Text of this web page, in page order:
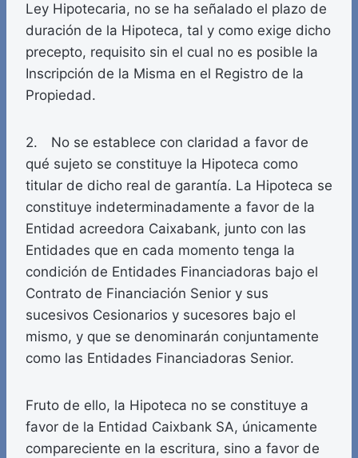
Ley Hipotecaria, no se ha señalado el plazo de
duración de la Hipoteca, tal y como exige dicho
precepto, requisito sin el cual no es posible la
Inscripción de la Misma en el Registro de la
Propiedad.
2. No se establece con claridad a favor de
qué sujeto se constituye la Hipoteca como
titular de dicho real de garantía. La Hipoteca se
constituye indeterminadamente a favor de la
Entidad acreedora Caixabank, junto con las
Entidades que en cada momento tenga la
condición de Entidades Financiadoras bajo el
Contrato de Financiación Senior y sus
sucesivos Cesionarios y sucesores bajo el
mismo, y que se denominarán conjuntamente
como las Entidades Financiadoras Senior.
Fruto de ello, la Hipoteca no se constituye a
favor de la Entidad Caixbank SA, únicamente
compareciente en la escritura, sino a favor de